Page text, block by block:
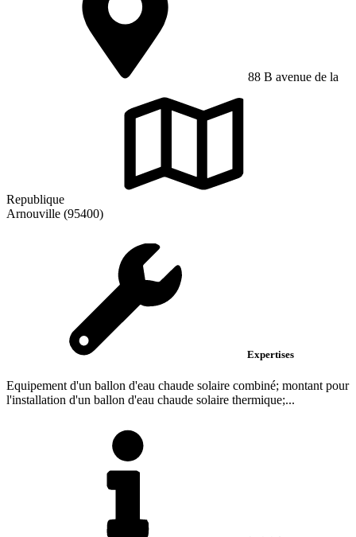
88 B avenue de la
Republique
Arnouville (95400)
Expertises
Equipement d'un ballon d'eau chaude solaire combiné; montant pour
l'installation d'un ballon d'eau chaude solaire thermique;...